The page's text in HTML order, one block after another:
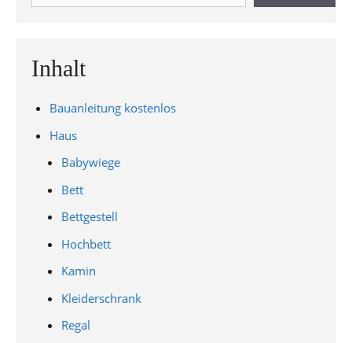
Inhalt
Bauanleitung kostenlos
Haus
Babywiege
Bett
Bettgestell
Hochbett
Kamin
Kleiderschrank
Regal